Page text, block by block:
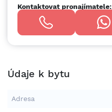
Kontaktovat pronajímatele:
Údaje k bytu
Adresa